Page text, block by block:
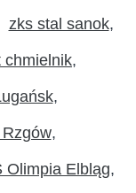
zks stal sanok
chmielnik
Olimpia Elbląg